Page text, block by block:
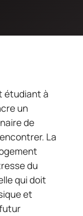
étudiant à
un
de
La
du
qui doit
et